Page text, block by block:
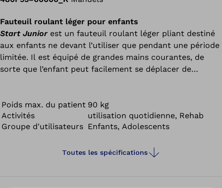
Fauteuil roulant léger pour enfants
Start Junior est un fauteuil roulant léger pliant destiné
aux enfants ne devant l’utiliser que pendant une période
limitée. Il est équipé de grandes mains courantes, de
sorte que l’enfant peut facilement se déplacer de
aussi être poussé confortablement par un
accompagnateur.
Poids max. du patient 90 kg
Activités
utilisation quotidienne, Rehab
Groupe d'utilisateurs Enfants, Adolescents
Toutes les spécifications